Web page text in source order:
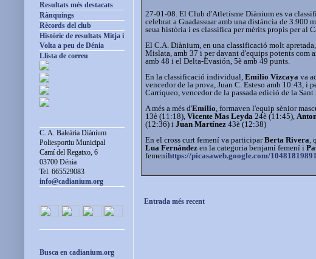
27-01-08. El Club d'Atletisme Diànium es va
celebrat a Guadassuar amb una distància de
seua història i es classifica per mèrits propis per al
El C.A. Diànium, en una classificació molt
Mislata, amb 37 i per davant d'equips potents com
amb 48 i el Delta-Evasión, 5è amb 49 punts.
En la classificació individual, Emilio Vizcaya va
vencedor de la prova, Juan C. Esteso amb 10:43, i
Carriqueo, vencedor de la passada edició de la
A més a més d'Emilio , formaven l'equip sènior
13è (11:18), Vicente Mas Leyda 24è (11:45),
(12:36) i Juan Martínez 43è (12:38)
En el cross curt femení va participarBerta Rivera
Lua Fernández en la categoria benjamí femení i
femeníhttps://picasaweb.google.com/
Entrada més recent
Resultats més destacats
Rànquings
Rècords del club
Històric de resultats Mitja i
Volta a peu de Dénia
Llista de correu
C. A. Baleària Diànium
Poliesportiu Municipal
Camí del Regatxo, 6
03700 Dénia
Tel. 665529083
info@cadianium.org
Busca en cadianium.org